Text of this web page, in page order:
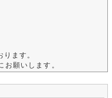
ます。
願いします。